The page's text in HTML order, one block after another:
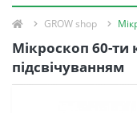
GROW shop
Мікроскоп 60-
підсвічуванням